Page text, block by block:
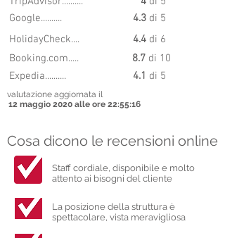
Google..........
4.3 di 5
HolidayCheck....
4.4 di 6
Booking.com.....
8.7 di 10
Expedia..........
4.1 di 5
valutazione aggiornata il
12 maggio 2020 alle ore 22:55:16
Cosa dicono le recensioni online
Staff cordiale, disponibile e molto
attento ai bisogni del cliente
La posizione della struttura è
spettacolare, vista meravigliosa